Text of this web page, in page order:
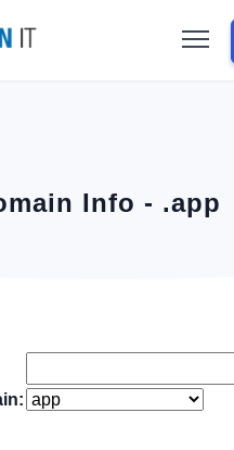
Info - .app